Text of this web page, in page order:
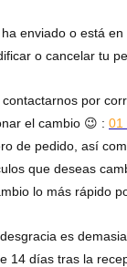
enviado o está
o cancelar tu
por
el cambio 😉 : 01
de pedido, así
que deseas
lo más rápido
es
14 días tras la